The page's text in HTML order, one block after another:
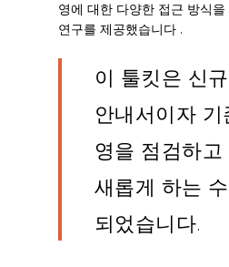
영에 대한 다양한 접근 방식
연구를 제공했습니다 .
이 툴킷은 신
안내서이자
영을 점검하
새롭게 하는
되었습니다.